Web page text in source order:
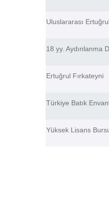
Uluslararası
18 yy. Aydınlanma
Ertuğrul Fırkateyni
Türkiye Batık
Yüksek Lisans